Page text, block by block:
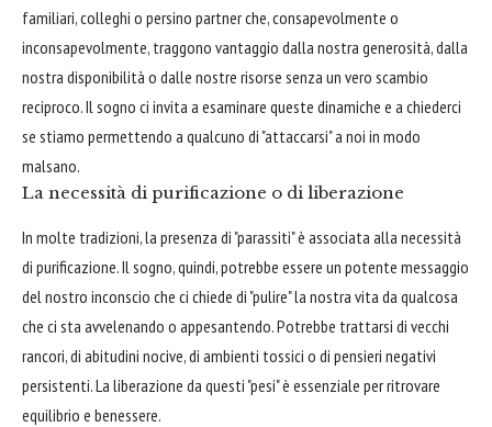
familiari, colleghi o persino partner che, consapevolmente o
inconsapevolmente, traggono vantaggio dalla nostra generosità, dalla
nostra disponibilità o dalle nostre risorse senza un vero scambio
reciproco. Il sogno ci invita a esaminare queste dinamiche e a chiederci
se stiamo permettendo a qualcuno di "attaccarsi" a noi in modo
malsano.
La necessità di purificazione o di liberazione
In molte tradizioni, la presenza di "parassiti" è associata alla necessità
di purificazione. Il sogno, quindi, potrebbe essere un potente messaggio
del nostro inconscio che ci chiede di "pulire" la nostra vita da qualcosa
che ci sta avvelenando o appesantendo. Potrebbe trattarsi di vecchi
rancori, di abitudini nocive, di ambienti tossici o di pensieri negativi
persistenti. La liberazione da questi "pesi" è essenziale per ritrovare
equilibrio e benessere.